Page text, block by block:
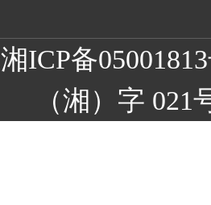
湘ICP备
（湘）字 021